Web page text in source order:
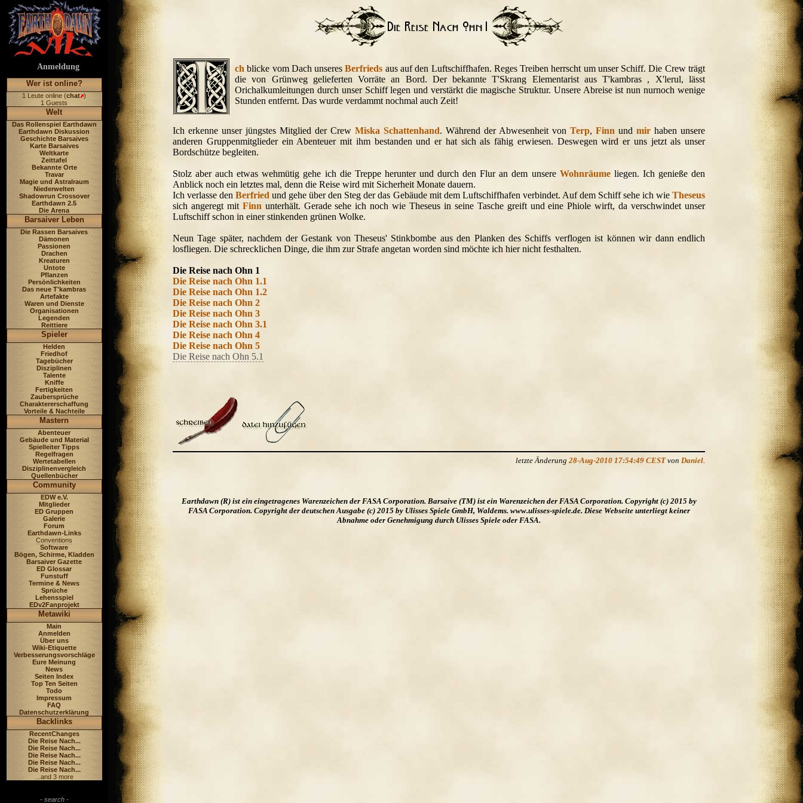
Anmeldung
Wer ist online?
1 Leute online (chat )
1 Guests
Welt
Das Rollenspiel Earthdawn
Earthdawn Diskussion
Geschichte Barsaives
Karte Barsaives
Weltkarte
Zeittafel
Bekannte Orte
Travar
Magie und Astralraum
Niederwelten
Shadowrun Crossover
Earthdawn 2.5
Die Arena
Barsaiver Leben
Die Rassen Barsaives
Dämonen
Passionen
Drachen
Kreaturen
Untote
Pflanzen
Persönlichkeiten
Das neue T'kambras
Artefakte
Waren und Dienste
Organisationen
Legenden
Reittiere
Spieler
Helden
Friedhof
Tagebücher
Disziplinen
Talente
Kniffe
Fertigkeiten
Zaubersprüche
Charaktererschaffung
Vorteile & Nachteile
Mastern
Abenteuer
Gebäude und Material
Spielleiter Tipps
Regelfragen
Wertetabellen
Disziplinenvergleich
Quellenbücher
Community
EDW e.V.
Mitglieder
ED Gruppen
Galerie
Forum
Earthdawn-Links
Conventions
Software
Bögen, Schirme, Kladden
Barsaiver Gazette
ED Glossar
Funstuff
Termine & News
Sprüche
Lehensspiel
EDv2Fanprojekt
Metawiki
Main
Anmelden
Über uns
Wiki-Etiquette
Verbesserungsvorschläge
Eure Meinung
News
Seiten Index
Top Ten Seiten
Todo
Impressum
FAQ
Datenschutzerklärung
Backlinks
RecentChanges
Die Reise Nach...
Die Reise Nach...
Die Reise Nach...
Die Reise Nach...
Die Reise Nach...
...and 3 more
- search -
ch blicke vom Dach unseresBerfrieds aus auf den Luftschiffhafen. Reges Treiben herrscht um unser Schiff. Die Crew trägt
die von Grünweg gelieferten Vorräte an Bord. Der bekannte T'Skrang Elementarist aus T'kambras , X'lerul, lässt
Orichalkumleitungen durch unser Schiff legen und verstärkt die magische Struktur. Unsere Abreise ist nun nurnoch wenige
Stunden entfernt. Das wurde verdammt nochmal auch Zeit!
Ich erkenne unser jüngstes Mitglied der Crew Miska Schattenhand. Während der Abwesenheit von Terp, Finn und mir haben unsere
anderen Gruppenmitglieder ein Abenteuer mit ihm bestanden und er hat sich als fähig erwiesen. Deswegen wird er uns jetzt als unser
Bordschütze begleiten.
Stolz aber auch etwas wehmütig gehe ich die Treppe herunter und durch den Flur an dem unsere Wohnräumeliegen. Ich genieße den
Anblick noch ein letztes mal, denn die Reise wird mit Sicherheit Monate dauern.
Ich verlasse denBerfried und gehe über den Steg der das Gebäude mit dem Luftschiffhafen verbindet. Auf dem Schiff sehe ich wieTheseus
sich angeregt mit Finn unterhält. Gerade sehe ich noch wie Theseus in seine Tasche greift und eine Phiole wirft, da verschwindet unser
Luftschiff schon in einer stinkenden grünen Wolke.
Neun Tage später, nachdem der Gestank von Theseus' Stinkbombe aus den Planken des Schiffs verflogen ist können wir dann endlich
losfliegen. Die schrecklichen Dinge, die ihm zur Strafe angetan worden sind möchte ich hier nicht festhalten.
Die Reise nach Ohn 1
Die Reise nach Ohn 1.1
Die Reise nach Ohn 1.2
Die Reise nach Ohn 2
Die Reise nach Ohn 3
Die Reise nach Ohn 3.1
Die Reise nach Ohn 4
Die Reise nach Ohn 5
Die Reise nach Ohn 5.1
letzte Änderung 28-Aug-2010 17:54:49 CESTvon Daniel.
Earthdawn (R) ist ein eingetragenes Warenzeichen der FASA Corporation. Barsaive (TM) ist ein Warenzeichen der FASA Corporation. Copyright (c) 2015 by
FASA Corporation. Copyright der deutschen Ausgabe (c) 2015 by Ulisses Spiele GmbH, Waldems. www.ulisses-spiele.de. Diese Webseite unterliegt keiner
Abnahme oder Genehmigung durch Ulisses Spiele oder FASA.